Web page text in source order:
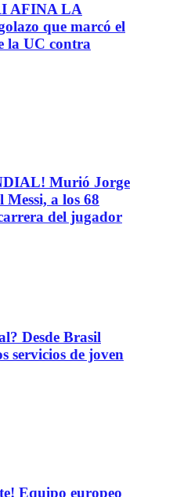
AFINA LA
que marcó el
la UC contra
Murió Jorge
Messi, a los 68
del jugador
Desde Brasil
servicios de joven
Equipo europeo